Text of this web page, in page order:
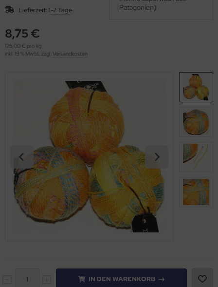
Lieferzeit: 1-2 Tage
8,75 €
175,00 € pro kg
inkl. 19 % MwSt. zzgl. Versandkosten
Patagonien)
IN DEN WARENKORB
(276)